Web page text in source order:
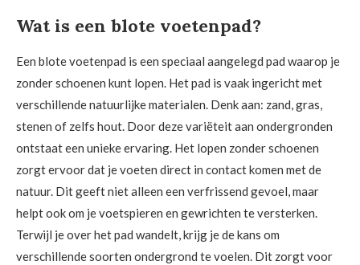
Wat is een blote voetenpad?
Een blote voetenpad is een speciaal aangelegd pad waarop je
zonder schoenen kunt lopen. Het pad is vaak ingericht met
verschillende natuurlijke materialen. Denk aan: zand, gras,
stenen of zelfs hout. Door deze variëteit aan ondergronden
ontstaat een unieke ervaring. Het lopen zonder schoenen
zorgt ervoor dat je voeten direct in contact komen met de
natuur. Dit geeft niet alleen een verfrissend gevoel, maar
helpt ook om je voetspieren en gewrichten te versterken.
Terwijl je over het pad wandelt, krijg je de kans om
verschillende soorten ondergrond te voelen. Dit zorgt voor